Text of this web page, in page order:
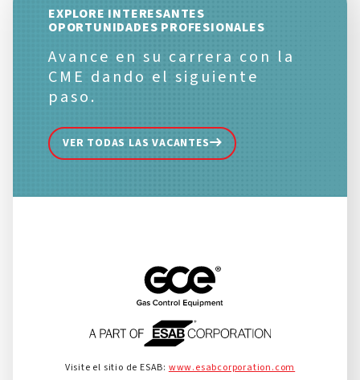
EXPLORE INTERESANTES
OPORTUNIDADES PROFESIONALES
Avance en su carrera con la
CME dando el siguiente
paso.
VER TODAS LAS VACANTES
Visite el sitio de ESAB: www.esabcorporation.com